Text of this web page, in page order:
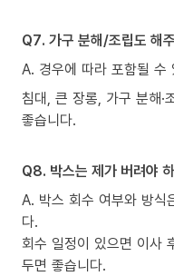
Q7. 가구 분해/조립도 해
A. 경우에 따라 포함될 수
침대, 큰 장롱, 가구 분해·
좋습니다.
Q8. 박스는 제가 버려야
A. 박스 회수 여부와 방식
다.
회수 일정이 있으면 이사
두면 좋습니다.